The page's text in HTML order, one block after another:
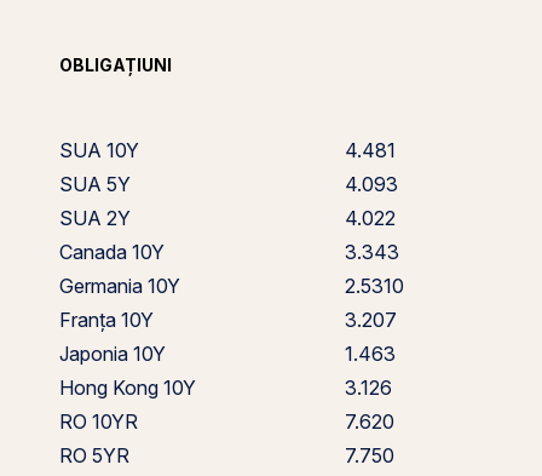
OBLIGAȚIUNI
SUA 10Y
4.481
SUA 5Y
4.093
SUA 2Y
4.022
Canada 10Y
3.343
Germania 10Y
2.5310
Franța 10Y
3.207
Japonia 10Y
1.463
Hong Kong 10Y
3.126
RO 10YR
7.620
RO 5YR
7.750